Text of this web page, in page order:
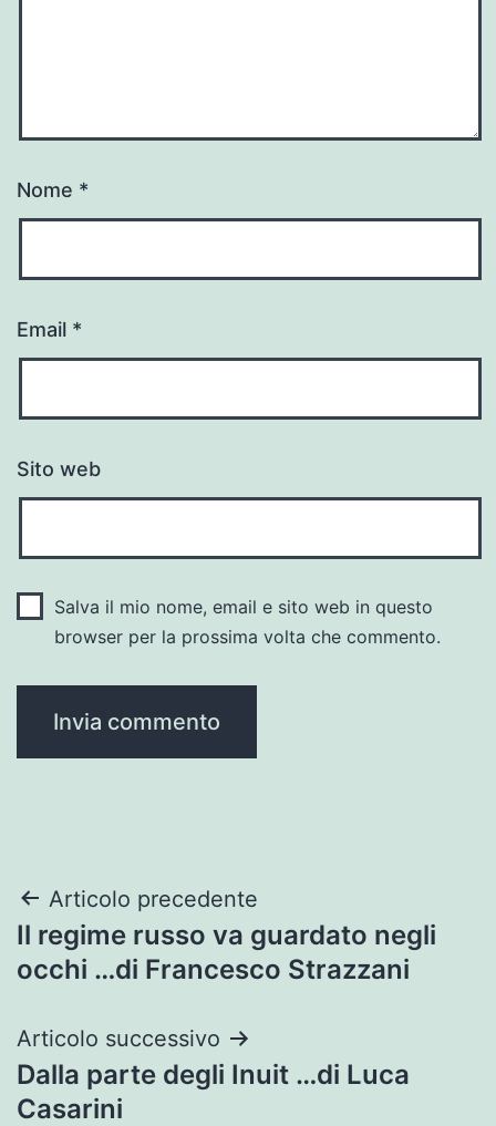
Nome *
Email *
Sito web
Salva il mio nome, email e sito web in questo
browser per la prossima volta che commento.
Navigazione
articoli
Articolo precedente
Il regime russo va guardato negli
occhi …di Francesco Strazzani
Articolo successivo
Dalla parte degli Inuit …di Luca
Casarini